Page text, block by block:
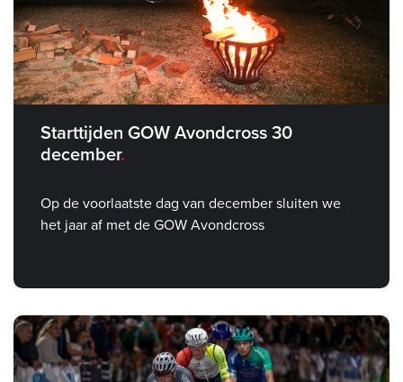
Starttijden GOW Avondcross 30
december
Op de voorlaatste dag van december sluiten we
het jaar af met de GOW Avondcross